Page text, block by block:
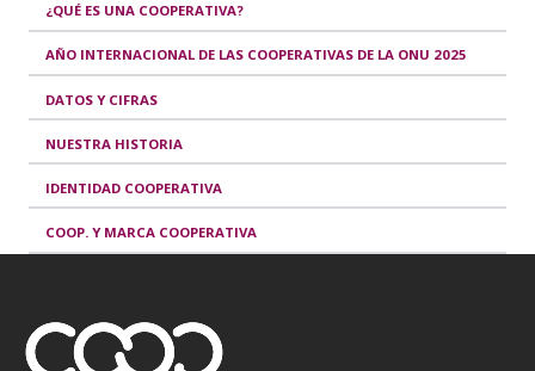
¿QUÉ ES UNA COOPERATIVA?
AÑO INTERNACIONAL DE LAS COOPERATIVAS DE LA ONU 2025
DATOS Y CIFRAS
NUESTRA HISTORIA
IDENTIDAD COOPERATIVA
COOP. Y MARCA COOPERATIVA